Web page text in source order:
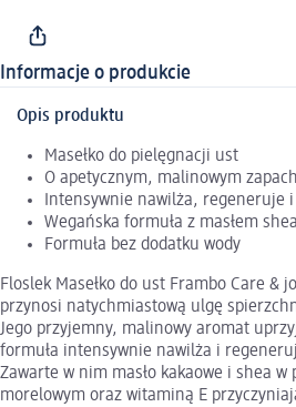
Informacje o produkcie
Opis produktu
Masełko do pielęgnacji ust
O apetycznym, malinowym
Intensywnie nawilża, regeneruje i
Wegańska formuła z masłem
Formuła bez dodatku wody
Floslek Masełko do ust Frambo Care &
przynosi natychmiastową ulgę
Jego przyjemny, malinowy aromat
formuła intensywnie nawilża i
Zawarte w nim masło kakaowe i shea w
morelowym oraz witaminą E